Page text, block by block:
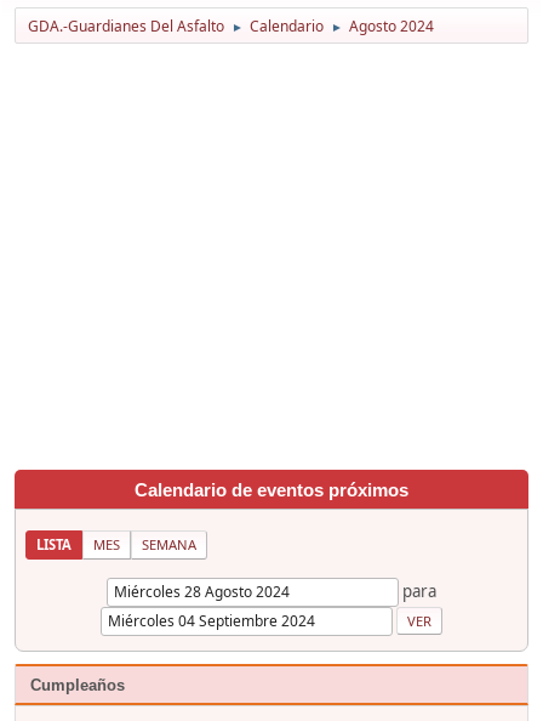
GDA.-Guardianes Del Asfalto ► Calendario ► Agosto 2024
Calendario de eventos próximos
LISTA MES SEMANA
para
Cumpleaños